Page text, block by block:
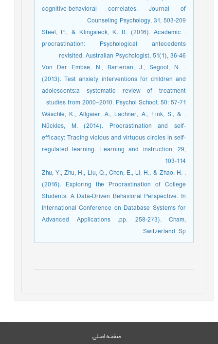
cognitive-behavioral correlates. Journal of
Counseling Psychology, 31, 503-209
. Steel, P., & Klingsieck, K. B. (2016). Academic
procrastination: Psychological antecedents
revisited. Australian Psychologist, 51(1), 36-46
. Von Der Embse, N., Barterian, J., Segool, N.
(2013). Test anxiety interventions for children and
adolescents:a systematic review of treatment
studies from 2000–2010. Psychol School; 50: 57-71
. Wäschle, K., Allgaier, A., Lachner, A., Fink, S., &
Nückles, M. (2014). Procrastination and self-
efficacy: Tracing vicious and virtuous circles in self-
regulated learning. Learning and instruction, 29,
103-114
. Zhu, Y., Zhu, H., Liu, Q., Chen, E., Li, H., & Zhao, H.
(2016). Exploring the Procrastination of College
Students: A Data-Driven Behavioral Perspective. In
International Conference on Database Systems for
Advanced Applications .pp. 258-273). Cham,
Switzerland: Sp
صفحه اصلی